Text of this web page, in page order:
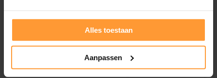
Alles toestaan
Aanpassen
vanzelf hun verklaring per post en de akte
(verklaring van erfrecht) wordt na het passeren
per post aan de aanvrager verzonden.
Van eenstandaard verklaring van erfrechtis